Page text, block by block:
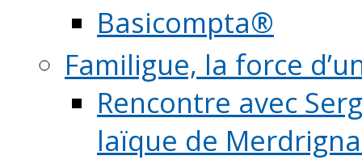
Basicompta®
Familigue, la force
Rencontre avec
laïque de